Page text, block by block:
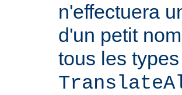
n'effectuera
d'un petit
tous les